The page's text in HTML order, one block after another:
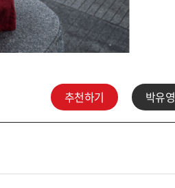
추천하기 박유영